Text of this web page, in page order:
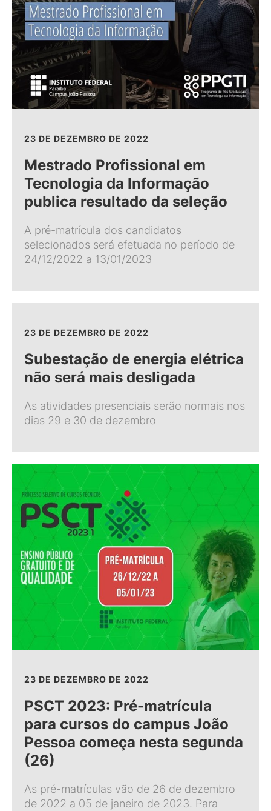
23 DE DEZEMBRO DE 2022
Mestrado Profissional em
Tecnologia da Informação
publica resultado da seleção
A pré-matrícula dos candidatos
selecionados será efetuada no período de
24/12/2022 a 13/01/2023
23 DE DEZEMBRO DE 2022
Subestação de energia elétrica
não será mais desligada
As atividades presenciais serão normais nos
dias 29 e 30 de dezembro
23 DE DEZEMBRO DE 2022
PSCT 2023: Pré-matrícula
para cursos do campus João
Pessoa começa nesta segunda
(26)
As pré-matrículas vão de 26 de dezembro
de 2022 a 05 de janeiro de 2023. Para